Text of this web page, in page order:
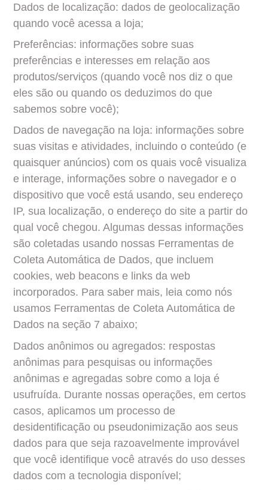
Dados de localização: dados de geolocalização
quando você acessa a loja;
Preferências: informações sobre suas
preferências e interesses em relação aos
produtos/serviços (quando você nos diz o que
eles são ou quando os deduzimos do que
sabemos sobre você);
Dados de navegação na loja: informações sobre
suas visitas e atividades, incluindo o conteúdo (e
quaisquer anúncios) com os quais você visualiza
e interage, informações sobre o navegador e o
dispositivo que você está usando, seu endereço
IP, sua localização, o endereço do site a partir do
qual você chegou. Algumas dessas informações
são coletadas usando nossas Ferramentas de
Coleta Automática de Dados, que incluem
cookies, web beacons e links da web
incorporados. Para saber mais, leia como nós
usamos Ferramentas de Coleta Automática de
Dados na seção 7 abaixo;
Dados anônimos ou agregados: respostas
anônimas para pesquisas ou informações
anônimas e agregadas sobre como a loja é
usufruída. Durante nossas operações, em certos
casos, aplicamos um processo de
desidentificação ou pseudonimização aos seus
dados para que seja razoavelmente improvável
que você identifique você através do uso desses
dados com a tecnologia disponível;